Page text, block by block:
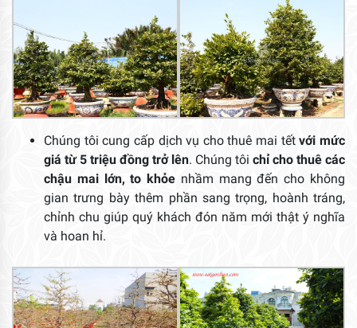
Chúng tôi cung cấp dịch vụ cho thuê mai tếtvới mức
giá từ 5 triệu đồng trở lên. Chúng tôi chỉ cho thuê các
chậu mai lớn, to khỏe nhầm mang đến cho không
gian trưng bày thêm phần sang trọng, hoành tráng,
chỉnh chu giúp quý khách đón năm mới thật ý nghĩa
và hoan hỉ.